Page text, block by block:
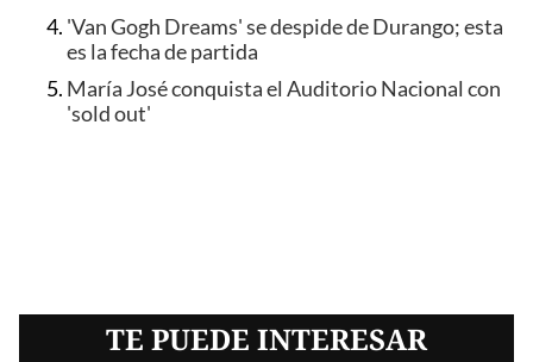
'Van Gogh Dreams' se despide de Durango; esta
es la fecha de partida
María José conquista el Auditorio Nacional con
'sold out'
TE PUEDE INTERESAR